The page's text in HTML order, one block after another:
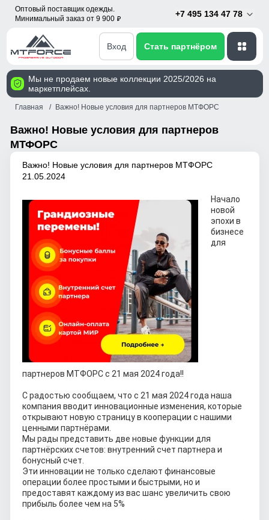
Оптовый поставщик одежды.
Минимальный заказ от 9 900 p
+7 495 134 47 78
Вход Стать партнёром
Мы не продаем новые коллекции 2025/2026 на
маркетплейсах.
Главная Важно! Новые условия для партнеров МТФОРС
Важно! Новые условия для партнеров
МТФОРС
Важно! Новые условия для партнеров МТФОРС
21.05.2024
Начало
новой
эпохи в
бизнесе
для
партнеров МТФОРС с 21 мая 2024 года!!
С радостью сообщаем, что с 21 мая 2024 года наша
компания вводит инновационные изменения, которые
открывают новую страницу в кооперации с нашими
ценными партнёрами.
Мы рады представить две новые функции для
партнёрских счетов: внутренний счет партнера и
бонусный счет.
Эти инновации не только сделают финансовые
операции более простыми и быстрыми, но и
предоставят каждому из вас шанс увеличить свою
прибыль более чем на 5%